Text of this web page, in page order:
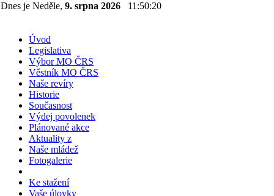
Dnes je Neděle, 9. srpna 2026 11:50:20
Úvod
Legislativa
Výbor MO ČRS
Věstník MO ČRS
Naše revíry
Historie
Současnost
Výdej povolenek
Plánované akce
Aktuality z
Naše mládež
Fotogalerie
Ke stažení
Vaše úlovky